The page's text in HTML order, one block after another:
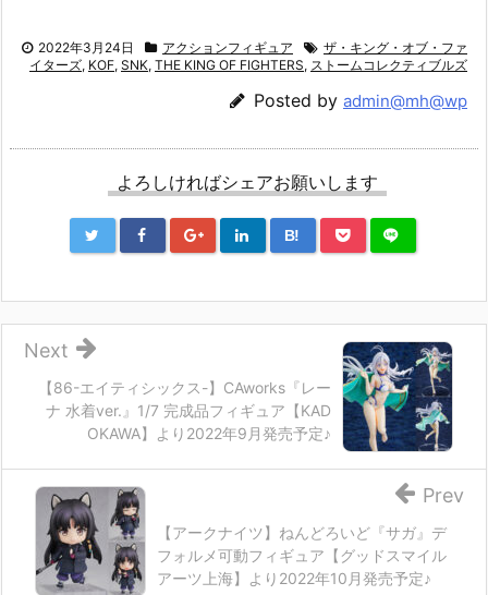
2022年3月24日 アクションフィギュア
ザ・キング・オブ・ファ
イターズ, KOF, SNK, THE KING OF FIGHTERS, ストームコレクティブルズ
Posted by admin@mh@wp
よろしければシェアお願いします
B!
【86-エイティシックス-】CAworks『レー
ナ 水着ver.』1/7 完成品フィギュア【KAD
OKAWA】より2022年9月発売予定♪
Next
【アークナイツ】ねんどろいど『サガ』デ
フォルメ可動フィギュア【グッドスマイル
アーツ上海】より2022年10月発売予定♪
Prev